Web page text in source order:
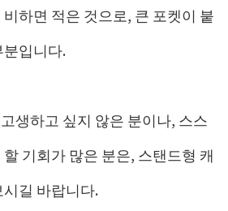
하면 적은 것으로, 큰 포켓이 붙
입니다.
생하고 싶지 않은 분이나, 스스
기회가 많은 분은, 스탠드형 캐
길 바랍니다.